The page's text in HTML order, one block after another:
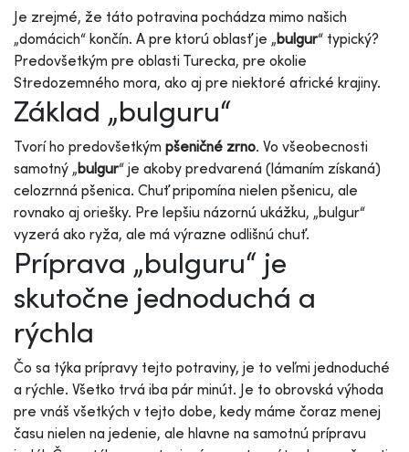
Je zrejmé, že táto potravina pochádza mimo našich
„domácich“ končín. A pre ktorú oblasť je „bulgur“ typický?
Predovšetkým pre oblasti Turecka, pre okolie
Stredozemného mora, ako aj pre niektoré africké krajiny.
Základ „bulguru“
Tvorí ho predovšetkým pšeničné zrno. Vo všeobecnosti
samotný „bulgur“ je akoby predvarená (lámaním získaná)
celozrnná pšenica. Chuť pripomína nielen pšenicu, ale
rovnako aj oriešky. Pre lepšiu názornú ukážku, „bulgur“
vyzerá ako ryža, ale má výrazne odlišnú chuť.
Príprava „bulguru“ je
skutočne jednoduchá a
rýchla
Čo sa týka prípravy tejto potraviny, je to veľmi jednoduché
a rýchle. Všetko trvá iba pár minút. Je to obrovská výhoda
pre vnáš všetkých v tejto dobe, kedy máme čoraz menej
času nielen na jedenie, ale hlavne na samotnú prípravu